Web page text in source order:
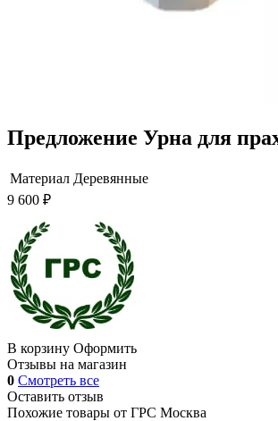
Предложение Урна для
Материал Деревянные
9 600 ₽
В корзину Оформить
Отзывы на магазин
0 Смотреть все
Оставить отзыв
Похожие товары от ГРС Москва